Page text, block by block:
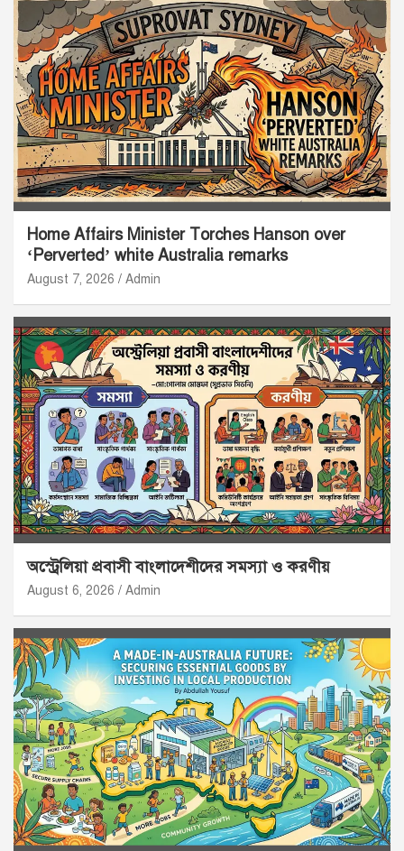
Home Affairs Minister Torches Hanson over
‘Perverted’ white Australia remarks
August 7, 2026 Admin
অস্ট্রেলিয়া প্রবাসী বাংলাদেশীদের সমস্যা ও করণীয়
August 6, 2026 Admin